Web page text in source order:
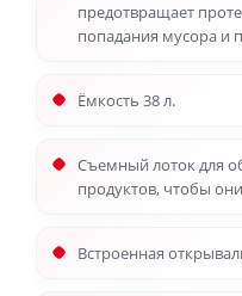
предотвращает
попадания мусора и
Ёмкость 38 л.
Съемный лоток для
продуктов, чтобы
Встроенная